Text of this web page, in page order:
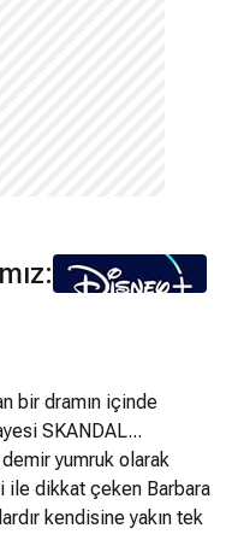
bir dramın içinde
SKANDAL...
yumruk olarak
ile dikkat çeken Barbara
kendisine yakın tek